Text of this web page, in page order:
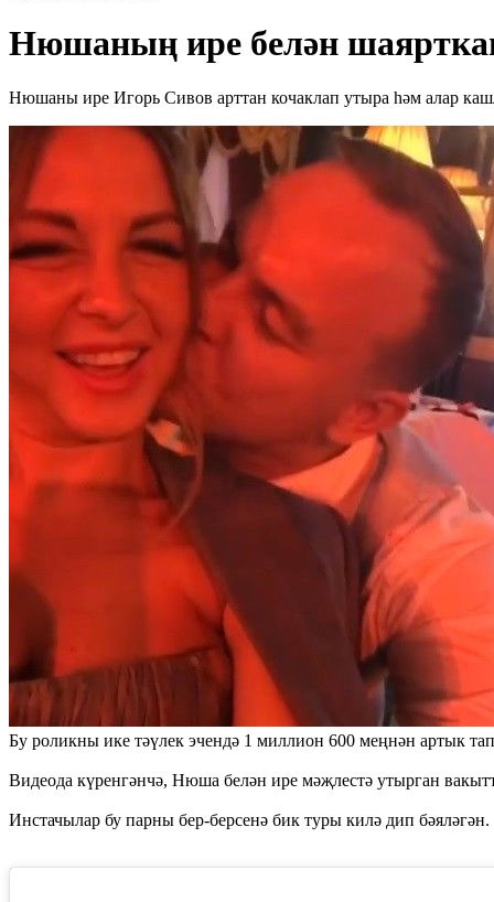
Нюшаның ире белән
Нюшаны ире Игорь Сивов арттан кочаклап утыра һәм алар
Бу роликны ике тәүлек эчендә 1 миллион 600 меңнән артык
Видеода күренгәнчә, Нюша белән ире мәҗлестә утырган
Инстачылар бу парны бер-берсенә бик туры килә дип бәяләгән.